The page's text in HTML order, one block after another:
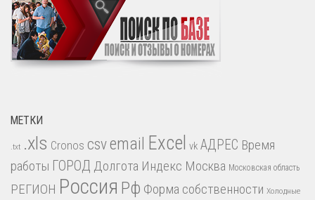
МЕТКИ
.txt .xls Cronos csvemail Excel vk АДРЕС Время
работы ГОРОД Долгота Индекс Москва Московская область
РЕГИОН Россия Рф Форма собственности Холодные